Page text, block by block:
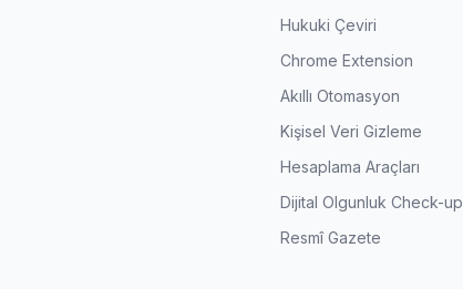
Hukuki Çeviri
Chrome Extension
Akıllı Otomasyon
Kişisel Veri Gizleme
Hesaplama Araçları
Dijital Olgunluk Check-up
Resmî Gazete